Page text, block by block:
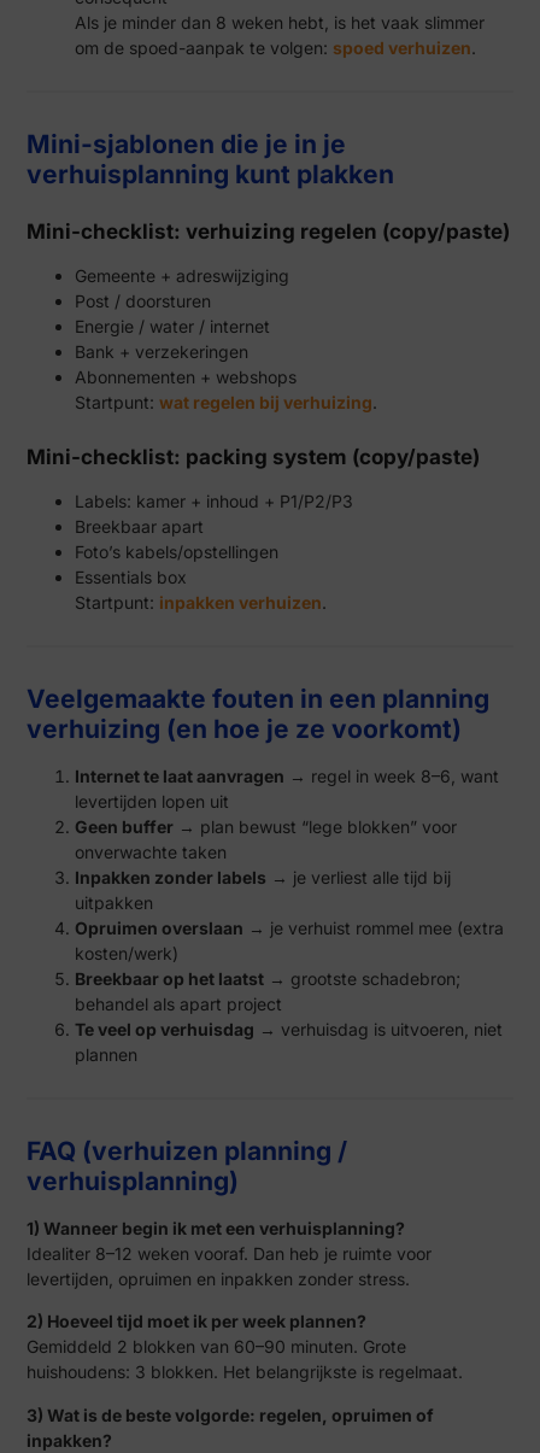
Als je minder dan 8 weken hebt, is het vaak slimmer
om de spoed-aanpak te volgen: spoed verhuizen.
Mini-sjablonen die je in je
verhuisplanning kunt plakken
Mini-checklist: verhuizing regelen (copy/paste)
Gemeente + adreswijziging
Post / doorsturen
Energie / water / internet
Bank + verzekeringen
Abonnementen + webshops
Startpunt:wat regelen bij verhuizing.
Mini-checklist: packing system (copy/paste)
Labels: kamer + inhoud + P1/P2/P3
Breekbaar apart
Foto’s kabels/opstellingen
Essentials box
Startpunt: inpakken verhuizen.
Veelgemaakte fouten in een planning
verhuizing (en hoe je ze voorkomt)
Internet te laat aanvragen → regel in week 8–6, want
levertijden lopen uit
Geen buffer → plan bewust “lege blokken” voor
onverwachte taken
Inpakken zonder labels → je verliest alle tijd bij
uitpakken
Opruimen overslaan → je verhuist rommel mee (extra
kosten/werk)
Breekbaar op het laatst → grootste schadebron;
behandel als apart project
Te veel op verhuisdag → verhuisdag is uitvoeren, niet
plannen
FAQ (verhuizen planning /
verhuisplanning)
1) Wanneer begin ik met een verhuisplanning?
Idealiter 8–12 weken vooraf. Dan heb je ruimte voor
levertijden, opruimen en inpakken zonder stress.
2) Hoeveel tijd moet ik per week plannen?
Gemiddeld 2 blokken van 60–90 minuten. Grote
huishoudens: 3 blokken. Het belangrijkste is regelmaat.
3) Wat is de beste volgorde: regelen, opruimen of
inpakken?